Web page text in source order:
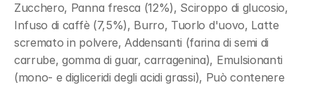
Zucchero, Panna fresca (12%), Sciroppo di glucosio,
Infuso di caffè (7,5%), Burro, Tuorlo d'uovo, Latte
scremato in polvere, Addensanti (farina di semi di
carrube, gomma di guar, carragenina), Emulsionanti
(mono- e digliceridi degli acidi grassi), Può contenere